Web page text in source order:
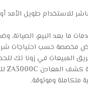
للاستخدام طويل الأمد
ما بعد البيع، الصيانة،
مخصصة حسب احتياجات
المبيعات في زونا تك
كشف المعادن ZA3000C
متكاملة وموثوقة.